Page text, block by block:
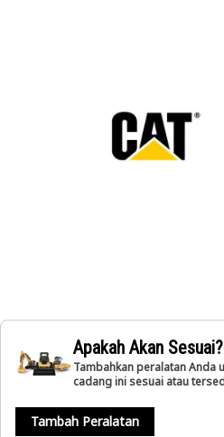
Apakah Akan Sesuai?
Tambahkan peralatan Anda
cadang ini sesuai atau
Tambah Peralatan